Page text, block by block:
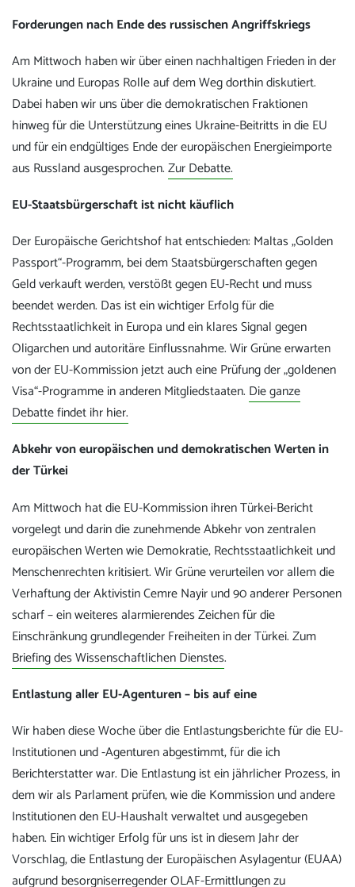
Forderungen nach Ende des russischen Angriffskriegs
Am Mittwoch haben wir über einen nachhaltigen Frieden in der
Ukraine und Europas Rolle auf dem Weg dorthin diskutiert.
Dabei haben wir uns über die demokratischen Fraktionen
hinweg für die Unterstützung eines Ukraine-Beitritts in die EU
und für ein endgültiges Ende der europäischen Energieimporte
aus Russland ausgesprochen.Zur Debatte.
EU-Staatsbürgerschaft ist nicht käuflich
Der Europäische Gerichtshof hat entschieden: Maltas „Golden
Passport“-Programm, bei dem Staatsbürgerschaften gegen
Geld verkauft werden, verstößt gegen EU-Recht und muss
beendet werden. Das ist ein wichtiger Erfolg für die
Rechtsstaatlichkeit in Europa und ein klares Signal gegen
Oligarchen und autoritäre Einflussnahme. Wir Grüne erwarten
von der EU-Kommission jetzt auch eine Prüfung der „goldenen
Visa“-Programme in anderen Mitgliedstaaten. Die ganze
Debatte findet ihr hier.
Abkehr von europäischen und demokratischen Werten in
der Türkei
Am Mittwoch hat die EU-Kommission ihren Türkei-Bericht
vorgelegt und darin die zunehmende Abkehr von zentralen
europäischen Werten wie Demokratie, Rechtsstaatlichkeit und
Menschenrechten kritisiert. Wir Grüne verurteilen vor allem die
Verhaftung der Aktivistin Cemre Nayir und 90 anderer Personen
scharf – ein weiteres alarmierendes Zeichen für die
Einschränkung grundlegender Freiheiten in der Türkei. Zum
Briefing des Wissenschaftlichen Dienstes.
Entlastung aller EU-Agenturen – bis auf eine
Wir haben diese Woche über die Entlastungsberichte für die EU-
Institutionen und -Agenturen abgestimmt, für die ich
Berichterstatter war. Die Entlastung ist ein jährlicher Prozess, in
dem wir als Parlament prüfen, wie die Kommission und andere
Institutionen den EU-Haushalt verwaltet und ausgegeben
haben. Ein wichtiger Erfolg für uns ist in diesem Jahr der
Vorschlag, die Entlastung der Europäischen Asylagentur (EUAA)
aufgrund besorgniserregender OLAF-Ermittlungen zu